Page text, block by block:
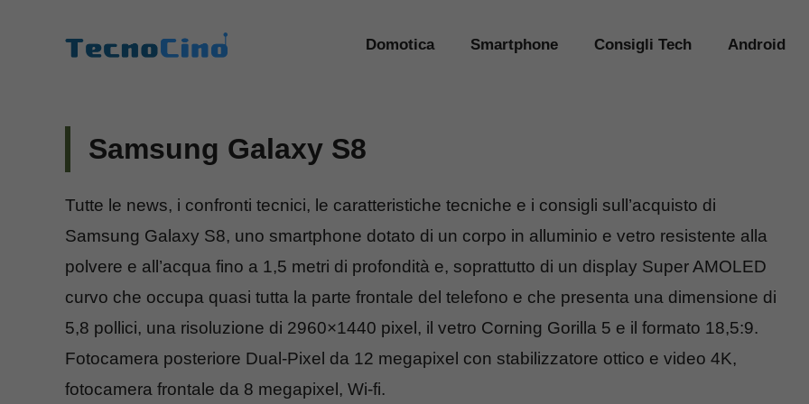
Domotica Smartphone Consigli Tech Android
Samsung Galaxy S8
Tutte le news, i confronti tecnici, le caratteristiche tecniche e i consigli sull’acquisto di
Samsung Galaxy S8, uno smartphone dotato di un corpo in alluminio e vetro resistente alla
polvere e all’acqua fino a 1,5 metri di profondità e, soprattutto di un display Super AMOLED
curvo che occupa quasi tutta la parte frontale del telefono e che presenta una dimensione di
5,8 pollici, una risoluzione di 2960×1440 pixel, il vetro Corning Gorilla 5 e il formato 18,5:9.
Fotocamera posteriore Dual-Pixel da 12 megapixel con stabilizzatore ottico e video 4K,
fotocamera frontale da 8 megapixel, Wi-fi.